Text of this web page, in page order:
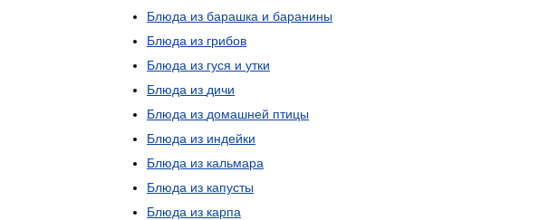
Блюда из барашка и баранины
Блюда из грибов
Блюда из гуся и утки
Блюда из дичи
Блюда из домашней птицы
Блюда из индейки
Блюда из кальмара
Блюда из капусты
Блюда из карпа